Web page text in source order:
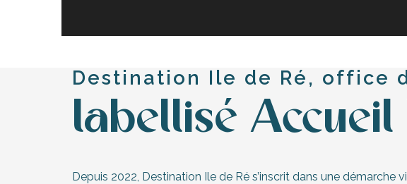
Destination Ile de Ré, office
labellisé Accueil
Depuis 2022, Destination Ile de Ré s’inscrit dans une démarche